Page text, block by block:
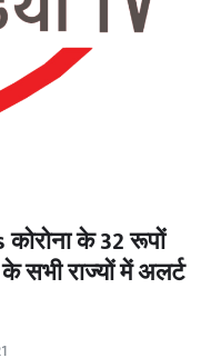
के 32 रूपों
सभी राज्यों में अलर्ट